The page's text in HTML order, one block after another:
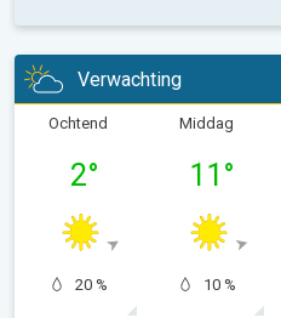
Verwachting
Ochtend
2°
20 %
Middag
11 °
10 %